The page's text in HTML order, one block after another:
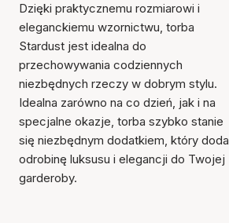
Przedmiot został dodany
do koszyka
Dzięki praktycznemu rozmiarowi i
eleganckiemu wzornictwu, torba
Stardust jest idealna do
przechowywania codziennych
niezbędnych rzeczy w dobrym stylu.
Idealna zarówno na co dzień, jak i na
specjalne okazje, torba szybko stanie
się niezbędnym dodatkiem, który doda
odrobinę luksusu i elegancji do Twojej
garderoby.